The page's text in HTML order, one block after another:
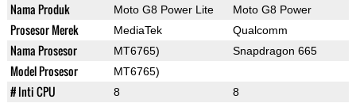
Nama Produk Moto G8 Power Lite Moto G8 Power
Prosesor Merek MediaTek Qualcomm
Nama Prosesor MT6765) Snapdragon 665
Model Prosesor MT6765)
# Inti CPU 8 8